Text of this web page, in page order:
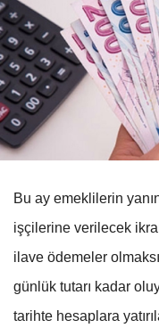
Bu ay emeklilerin
işçilerine verilecek
ilave ödemeler
günlük tutarı kadar
tarihte hesaplara